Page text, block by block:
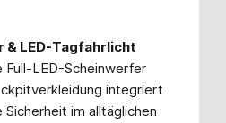
& LED-Tagfahrlicht
Full-LED-Scheinwerfer
integriert
im alltäglichen